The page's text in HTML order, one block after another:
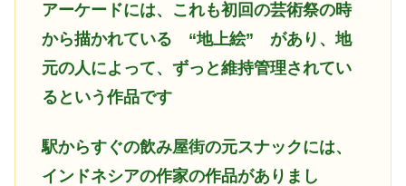
アーケードには、これも初回の芸術祭の時
から描かれている “地上絵” があり、地
元の人によって、ずっと維持管理されてい
るという作品です
駅からすぐの飲み屋街の元スナックには、
インドネシアの作家の作品がありまし